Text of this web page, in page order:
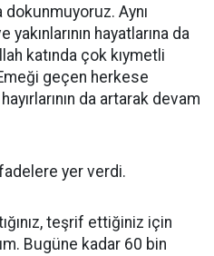
dokunmuyoruz. Aynı
hayatlarına da
katında çok kıymetli
geçen herkese
da artarak devam
yer verdi.
teşrif ettiğiniz için
Bugüne kadar 60 bin